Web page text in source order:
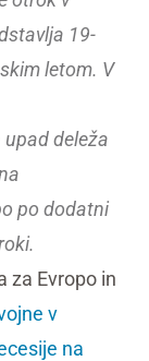
19-
letom. V
deleža
po dodatni
za Evropo in
v
na